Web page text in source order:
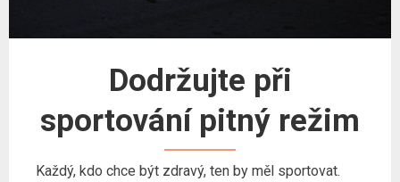
Dodržujte při
sportování pitný režim
Každý, kdo chce být zdravý, ten by měl sportovat.